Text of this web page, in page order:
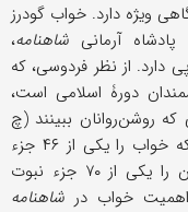
ویژه دارد. خواب گودرز
آرمانی شاهنامه،
از نظر فردوسی، که
دورۀ اسلامی است،
روشن‌روانان ببینند (چ
خالقی، ۷ / ۱۶۷؛ قس: نجم‌الدین، ۲۸۸-۲۹۱، که خواب را یکی از ۴۶ جزء
پیامبری می‌داند؛ مجلسی، ۵۸ / ۱۶۷، که آن را یکی از ۷۰ جزء نبوت
خواب در شاهنامه